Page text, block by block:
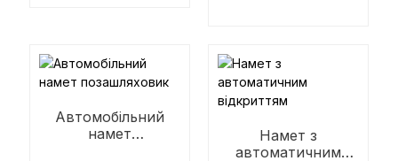
Автомобільний
намет
Намет з
автоматичним